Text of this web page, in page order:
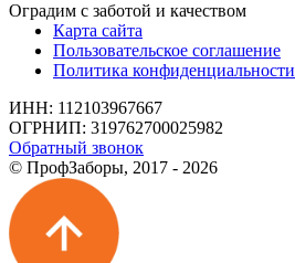
Оградим с заботой и качеством
Карта сайта
Пользовательское соглашение
Политика конфиденциальности
ИНН: 112103967667
ОГРНИП: 319762700025982
Обратный звонок
© ПрофЗаборы, 2017 - 2026